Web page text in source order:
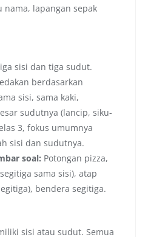
nama, lapangan sepak
sisi dan tiga sudut.
berdasarkan
sisi, sama kaki,
sudutnya (lancip, siku-
3, fokus umumnya
sisi dan sudutnya.
soal: Potongan pizza,
sama sisi), atap
bendera segitiga.
sisi atau sudut. Semua